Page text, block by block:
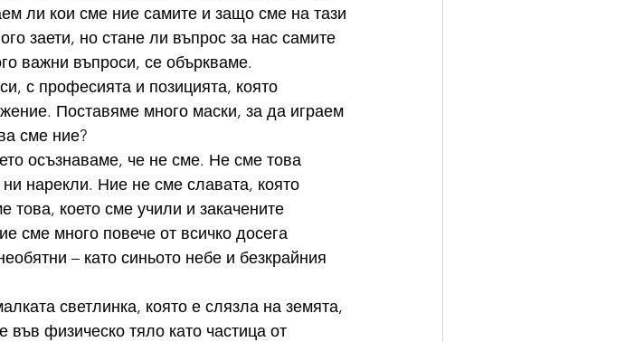
ли кои сме ние самите и защо сме на тази
заети, но стане ли въпрос за нас самите
важни въпроси, се объркваме.
с професията и позицията, която
Поставяме много маски, за да играем
сме ние?
осъзнаваме, че не сме. Не сме това
нарекли. Ние не сме славата, която
което сме учили и закачените
сме много повече от всичко досега
– като синьото небе и безкрайния
светлинка, която е слязла на земята,
физическо тяло като частица от